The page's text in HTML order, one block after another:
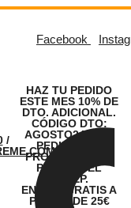
/
HAZ TU PEDIDO
ESTE MES 10% DE
DTO. ADICIONAL.
CÓDIGO DTO:
AGOSTO24. LOS
PEDIDOS SE
PROCESARÁN A
PARTIR DEL
01.SEP.
ENVÍOS GRATIS A
PARTIR DE 25€
Facebook